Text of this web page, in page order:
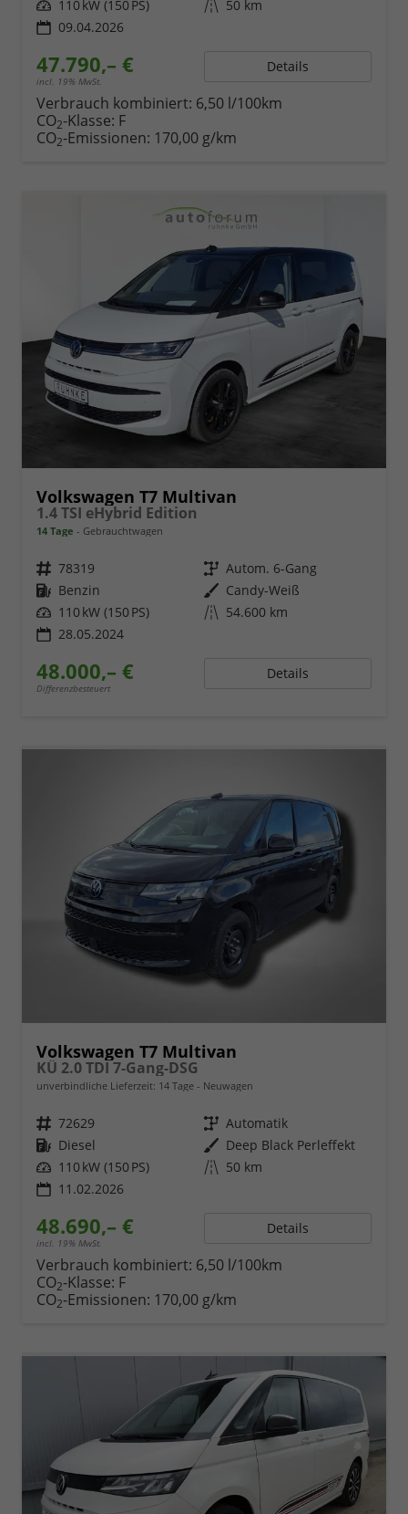
Leistung 110 kW (150 PS) Kilometerstand 50 km
09.04.2026
47.790,– €
incl. 19% MwSt.
Details
Verbrauch kombiniert: 6,50 l/100km
CO2-Klasse: F
CO2-Emissionen: 170,00 g/km
Volkswagen T7 Multivan
1.4 TSI eHybrid Edition
14 Tage Gebrauchtwagen
Fahrzeugnr. 78319 Getriebe Autom. 6-Gang
Kraftstoff Benzin Außenfarbe Candy-Weiß
Leistung 110 kW (150 PS) Kilometerstand 54.600 km
28.05.2024
48.000,– €
Differenzbesteuert
Details
Volkswagen T7 Multivan
KÜ 2.0 TDI 7-Gang-DSG
unverbindliche Lieferzeit: 14 Tage Neuwagen
Fahrzeugnr. 72629 Getriebe Automatik
Kraftstoff Diesel Außenfarbe Deep Black Perleffekt
Leistung 110 kW (150 PS) Kilometerstand 50 km
11.02.2026
48.690,– €
incl. 19% MwSt.
Details
Verbrauch kombiniert: 6,50 l/100km
CO2-Klasse: F
CO2-Emissionen: 170,00 g/km